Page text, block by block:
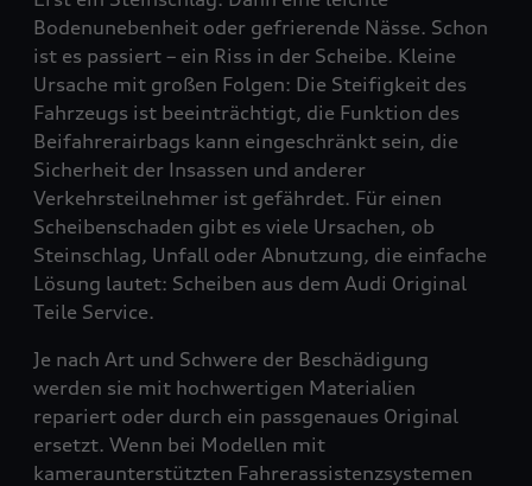
Bodenunebenheit oder gefrierende Nässe. Schon
ist es passiert – ein Riss in der Scheibe. Kleine
Ursache mit großen Folgen: Die Steifigkeit des
Fahrzeugs ist beeinträchtigt, die Funktion des
Beifahrerairbags kann eingeschränkt sein, die
Sicherheit der Insassen und anderer
Verkehrsteilnehmer ist gefährdet. Für einen
Scheibenschaden gibt es viele Ursachen, ob
Steinschlag, Unfall oder Abnutzung, die einfache
Lösung lautet: Scheiben aus dem Audi Original
Teile Service.
Je nach Art und Schwere der Beschädigung
werden sie mit hochwertigen Materialien
repariert oder durch ein passgenaues Original
ersetzt. Wenn bei Modellen mit
kameraunterstützten Fahrerassistenzsystemen